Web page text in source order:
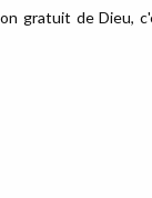
gratuit de Dieu,